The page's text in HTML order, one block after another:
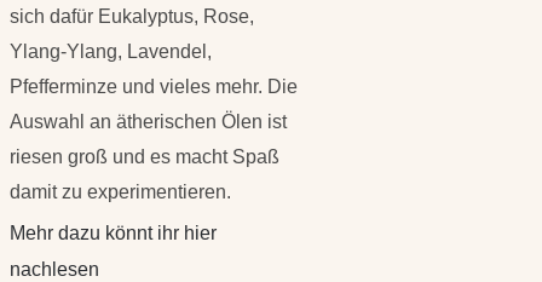
sich dafür Eukalyptus, Rose,
Ylang-Ylang, Lavendel,
Pfefferminze und vieles mehr. Die
Auswahl an ätherischen Ölen ist
riesen groß und es macht Spaß
damit zu experimentieren.
Mehr dazu könnt ihr hier
nachlesen